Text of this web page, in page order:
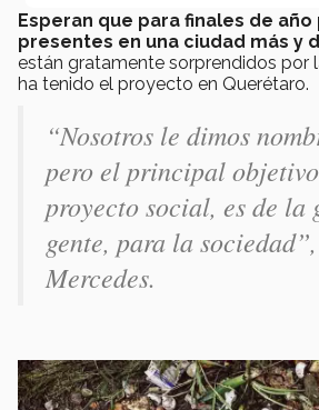
Esperan que para finales de
presentes en una ciudad más y
están gratamente sorprendidos por
ha tenido el proyecto en Querétaro.
“Nosotros le dimos
pero el principal objetivo
proyecto social, es de la
gente, para la sociedad”,
Mercedes.